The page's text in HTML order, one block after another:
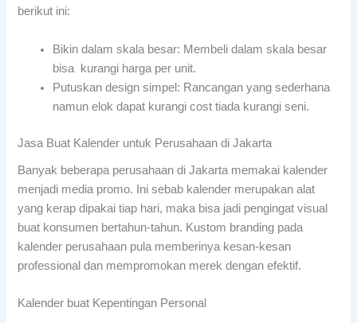
berikut ini:
Bikin dalam skala besar: Membeli dalam skala besar
bisa kurangi harga per unit.
Putuskan design simpel: Rancangan yang sederhana
namun elok dapat kurangi cost tiada kurangi seni.
Jasa Buat Kalender untuk Perusahaan di Jakarta
Banyak beberapa perusahaan di Jakarta memakai kalender
menjadi media promo. Ini sebab kalender merupakan alat
yang kerap dipakai tiap hari, maka bisa jadi pengingat visual
buat konsumen bertahun-tahun. Kustom branding pada
kalender perusahaan pula memberinya kesan-kesan
professional dan mempromokan merek dengan efektif.
Kalender buat Kepentingan Personal